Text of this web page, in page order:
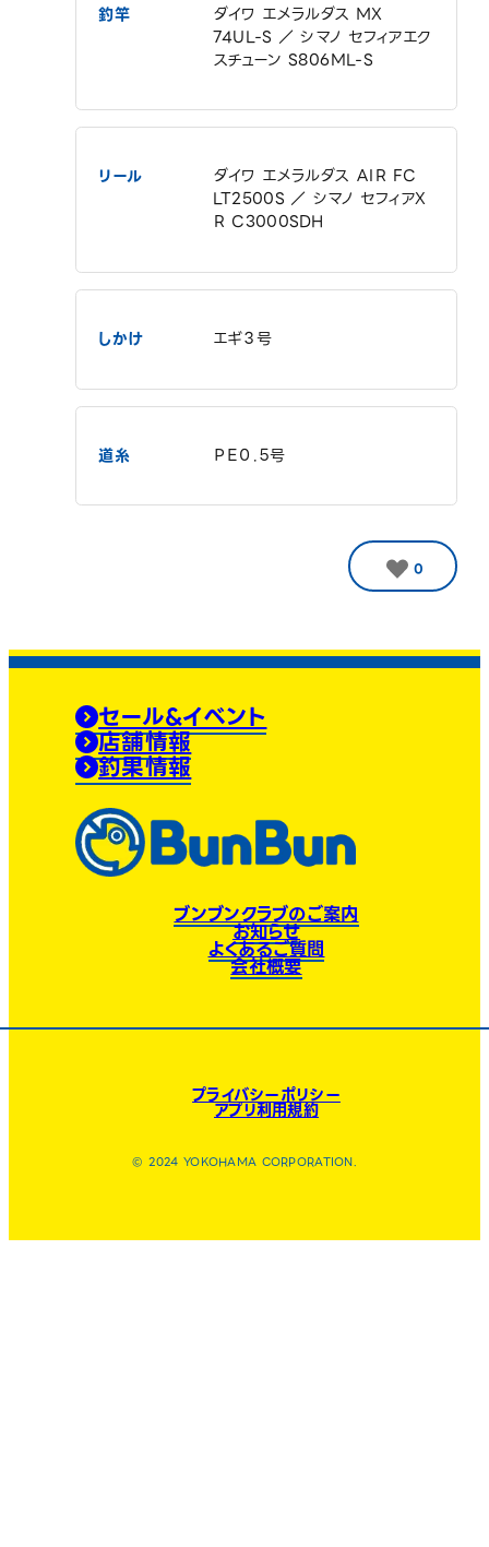
釣竿
ダイワ エメラルダス ＭX
74UL-S ／ シマノ セフィアエク
スチューン S806ML-S
リール
ダイワ エメラルダス ＡIＲ FC
LT2500S ／ シマノ セフィアX
Ｒ C3000SDH
しかけ エギ３号
道糸 ＰＥ０.５号
0
セール&イベント
店舗情報
釣果情報
ブンブンクラブのご案内
お知らせ
よくあるご質問
会社概要
プライバシーポリシー
アプリ利用規約
© 2024 YOKOHAMA CORPORATION.